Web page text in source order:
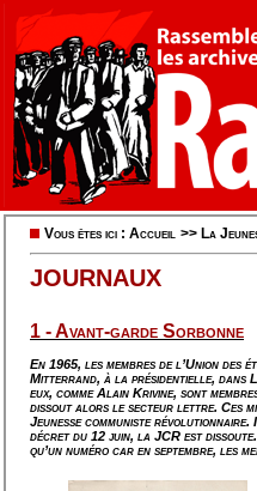
Vous êtes ici : Accueil >> La
JOURNAUX
1 - Avant-garde Sorbonne
En 1965, les membres de l’Union des
Mitterrand, à la présidentielle, dans
eux, comme Alain Krivine, sont
dissout alors le secteur lettre. Ces
Jeunesse communiste
décret du 12 juin, la JCR est
qu’un numéro car en septembre, les